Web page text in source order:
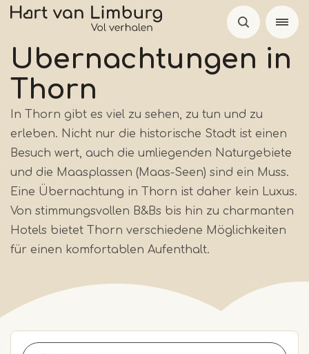
Skip
main
content
Übernachtungen in
Thorn
In Thorn gibt es viel zu sehen, zu tun und zu
erleben. Nicht nur die historische Stadt ist einen
Besuch wert, auch die umliegenden Naturgebiete
und die Maasplassen (Maas-Seen) sind ein Muss.
Eine Übernachtung in Thorn ist daher kein Luxus.
Von stimmungsvollen B&Bs bis hin zu charmanten
Hotels bietet Thorn verschiedene Möglichkeiten
für einen komfortablen Aufenthalt.